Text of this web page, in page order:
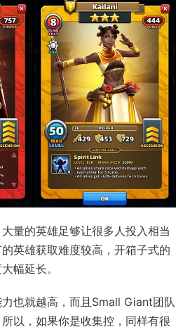
量的英雄足够让很多人投入相当
英雄获取难度较高，开箱子式的
幅延长。
也就越高，而且Small Giant团队
以，如果你是收集控，同样有很